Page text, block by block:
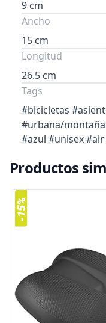
9 cm
Ancho
15 cm
Longitud
26.5 cm
Tags
#bicicletas
#urbana/
#azul #unisex
Productos